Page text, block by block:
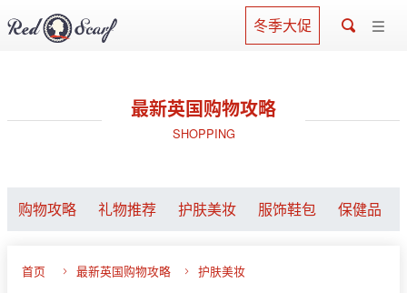
冬季大促
最新英国购物攻略
SHOPPING
购物攻略 礼物推荐 护肤美妆 服饰鞋包 保健品
首页 最新英国购物攻略 护肤美妆